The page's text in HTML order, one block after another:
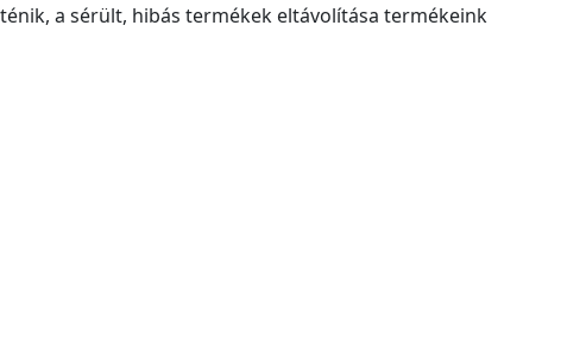
a sérült, hibás termékek eltávolítása termékeink